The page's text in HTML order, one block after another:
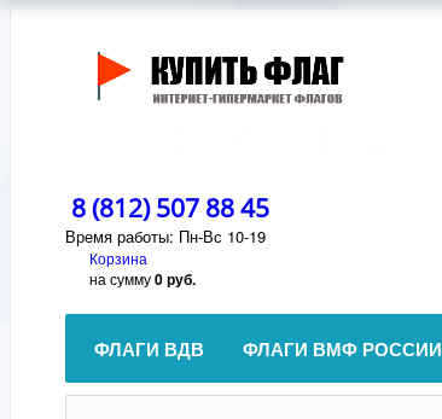
8 (812) 507 88 45
Время работы: Пн-Вс 10-19
Корзина
на сумму0 руб.
ФЛАГИ ВДВ ФЛАГИ ВМФ РОССИИ